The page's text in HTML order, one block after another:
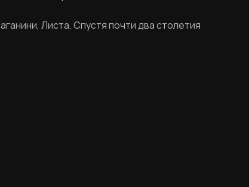
Листа. Спустя почти два столетия